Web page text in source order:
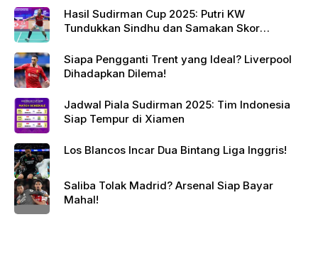
Hasil Sudirman Cup 2025: Putri KW
Tundukkan Sindhu dan Samakan Skor
Siapa Pengganti Trent yang Ideal? Liverpool
Dihadapkan Dilema!
Jadwal Piala Sudirman 2025: Tim Indonesia
Siap Tempur di Xiamen
Los Blancos Incar Dua Bintang Liga Inggris!
Saliba Tolak Madrid? Arsenal Siap Bayar
Mahal!